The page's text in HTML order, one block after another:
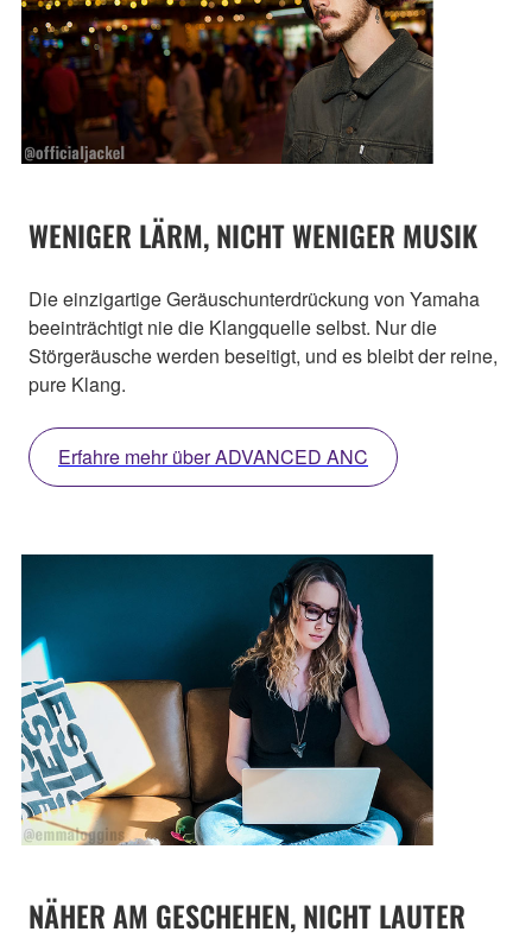
WENIGER LÄRM, NICHT WENIGER MUSIK
Die einzigartige Geräuschunterdrückung von Yamaha
beeinträchtigt nie die Klangquelle selbst. Nur die
Störgeräusche werden beseitigt, und es bleibt der reine,
pure Klang.
Erfahre mehr über ADVANCED ANC
NÄHER AM GESCHEHEN, NICHT LAUTER